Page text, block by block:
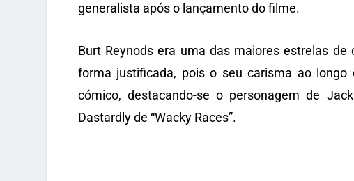
generalista após o lançamento do filme.
Burt Reynods era uma das maiores estrelas
forma justificada, pois o seu carisma ao
cómico, destacando-se o personagem de
Dastardly de “Wacky Races”.